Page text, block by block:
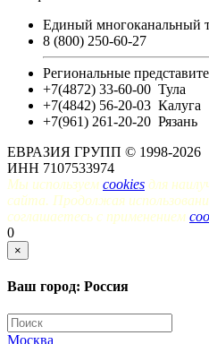
Единый многоканальный
8 (800) 250-60-27
Региональные
+7(4872) 33-60-00 Тула
+7(4842) 56-20-03 Калуга
+7(961) 261-20-20 Рязань
ЕВРАЗИЯ ГРУПП © 1998-2026
ИНН 7107533974
Мы используем cookies для
сайта. Продолжая
соглашаетесь с применением
0
×
Ваш город: Россия
Москва